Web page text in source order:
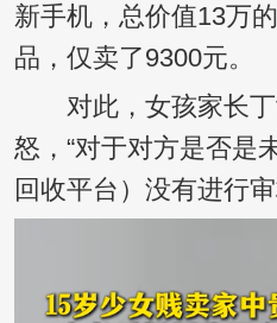
新手机，总价值13万
品，仅卖了9300元。
对此，女孩家长丁
怒，“对于对方是否是
回收平台）没有进行